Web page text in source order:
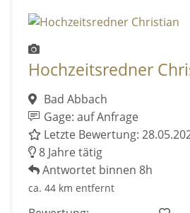
Hochzeitsredner
Bad Abbach
Gage: auf Anfrage
Letzte Bewertung:
8 Jahre tätig
Antwortet binnen 8h
ca. 44 km entfernt